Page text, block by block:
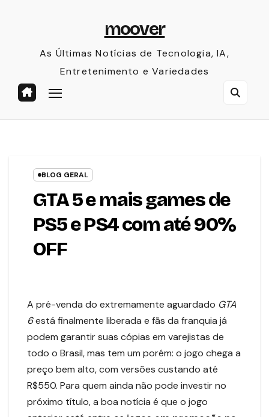
moover
As Últimas Notícias de Tecnologia, IA,
Entretenimento e Variedades
BLOG GERAL
GTA 5 e mais games de
PS5 e PS4 com até 90%
OFF
A pré-venda do extremamente aguardado GTA
6está finalmente liberada e fãs da franquia já
podem garantir suas cópias em varejistas de
todo o Brasil, mas tem um porém: o jogo chega a
preço bem alto, com versões custando até
R$550. Para quem ainda não pode investir no
próximo título, a boa notícia é que o jogo